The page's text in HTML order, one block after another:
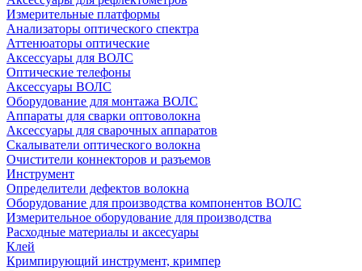
Измерительные платформы
Анализаторы оптического спектра
Аттенюаторы оптические
Аксессуары для ВОЛС
Оптические телефоны
Аксессуары ВОЛС
Оборудование для монтажа ВОЛС
Аппараты для сварки оптоволокна
Аксессуары для сварочных аппаратов
Скалыватели оптического волокна
Очистители коннекторов и разъемов
Инструмент
Определители дефектов волокна
Оборудование для производства компонентов ВОЛС
Измерительное оборудование для производства
Расходные материалы и аксесуары
Клей
Кримпирующий инструмент, кримпер